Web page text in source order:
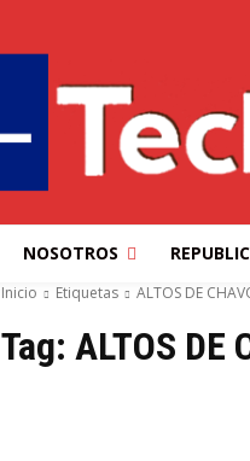
NOSOTROS
Inicio Etiquetas ALTOS DE
Tag: ALTOS DE